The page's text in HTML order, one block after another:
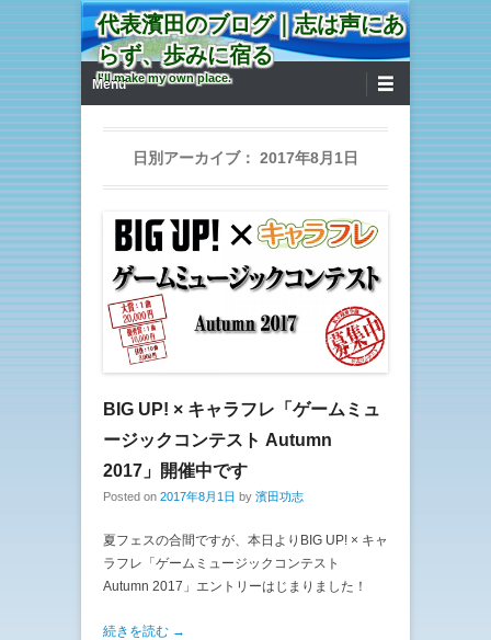
代表濱田のブログ｜志は声にあ
らず、歩みに宿る
I'll make my own place.
第1メニュー
コンテンツへ移動
Menu
日別アーカイブ： 2017年8月1日
BIG UP! × キャラフレ「ゲームミュ
ージックコンテスト Autumn
2017」開催中です
Posted on 2017年8月1日 by 濱田功志
夏フェスの合間ですが、本日よりBIG UP! × キャ
ラフレ「ゲームミュージックコンテスト
Autumn 2017」エントリーはじまりました！
続きを読む →